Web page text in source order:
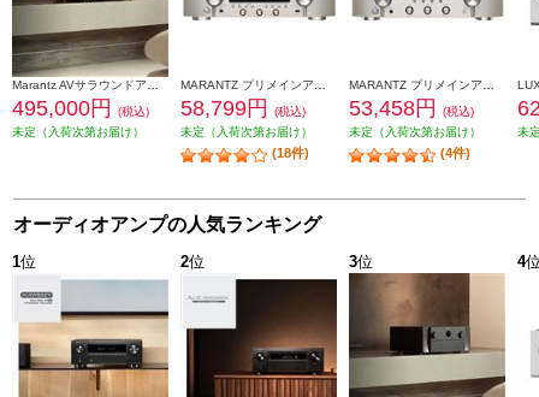
495,000円
(税込)
未定（入荷次第お届け）
58,799円
(税込)
未定（入荷次第お届け）
(18件)
53,458円
(税込)
未定（入荷次第お届け）
(4件)
未
オーディオアンプの人気ランキング
1位 2位 3位 4